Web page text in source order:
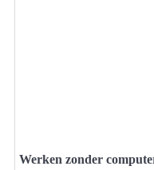
Werken zonder